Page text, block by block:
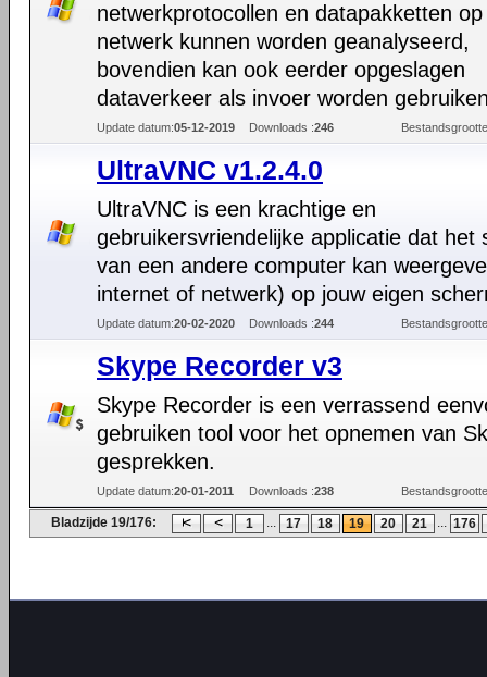
netwerkprotocollen en datapakketten
netwerk kunnen worden geanalyseerd,
bovendien kan ook eerder opgeslagen
dataverkeer als invoer worden
Update datum:05-12-2019 Downloads :246
UltraVNC v1.2.4.0
UltraVNC is een krachtige en
gebruikersvriendelijke applicatie dat het
van een andere computer kan
internet of netwerk) op jouw eigen
Update datum:20-02-2020 Downloads :244
Skype Recorder v3
Skype Recorder is een verrassend
gebruiken tool voor het opnemen van
gesprekken.
Update datum:20-01-2011 Downloads :238
Bladzijde 19/176: 1 ... 17 18 19 20 21 ... 176